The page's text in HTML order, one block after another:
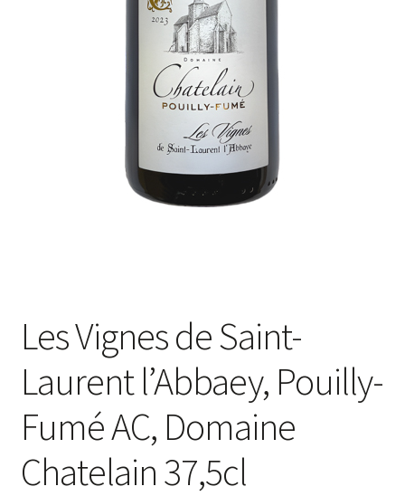
Les Vignes de Saint-
Laurent l’Abbaey, Pouilly-
Fumé AC, Domaine
Chatelain 37,5cl